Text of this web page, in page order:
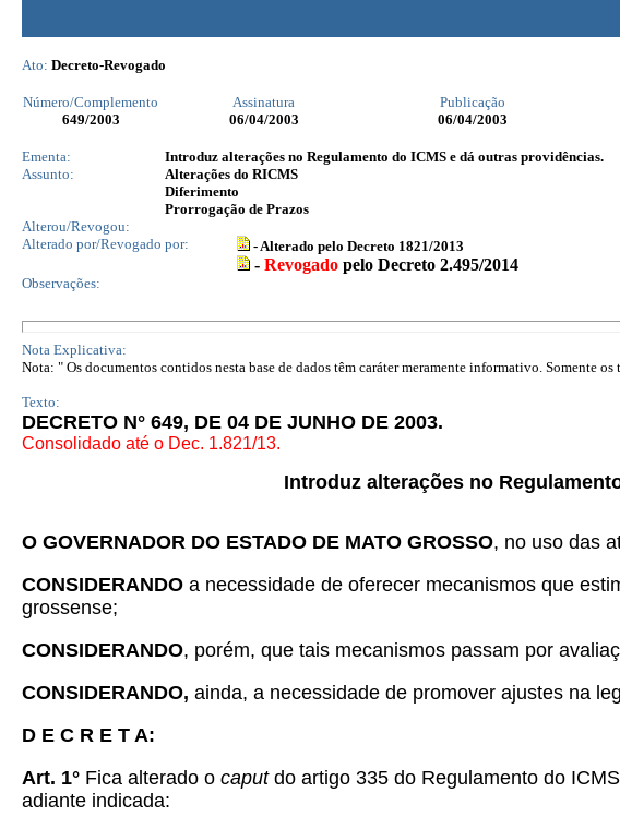
Ato: Decreto-Revogado
Número/Complemento Assinatura Publicação
649/2003 06/04/2003 06/04/2003
Ementa:
Introduz alterações no Regulamento do ICMS e dá outras providências.
Assunto:
Alterações do RICMS
Diferimento
Prorrogação de Prazos
Alterou/Revogou:
Alterado por/Revogado por:
- Alterado pelo Decreto 1821/2013
- Revogado pelo Decreto 2.495/2014
Observações:
Nota Explicativa:
Nota: " Os documentos contidos nesta base de dados têm caráter meramente informativo. Somente
Texto:
DECRETO N° 649, DE 04 DE JUNHO DE 2003.
Consolidado até o Dec. 1.821/13.
Introduz alterações no
O GOVERNADOR DO ESTADO DE MATO GROSSO, no uso das
CONSIDERANDO a necessidade de oferecer mecanismos que
grossense;
CONSIDERANDO, porém, que tais mecanismos passam por
CONSIDERANDO, ainda, a necessidade de promover ajustes na
D E C R E T A:
Art. 1° Fica alterado o caput do artigo 335 do Regulamento do
adiante indicada: